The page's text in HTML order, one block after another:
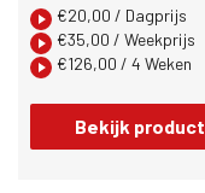
€20,00 / Dagprijs
€35,00 / Weekprijs
€126,00 / 4 Weken
Bekijk product